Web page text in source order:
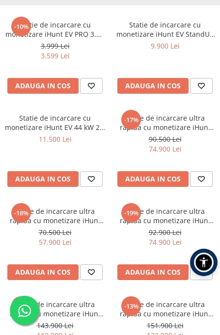
-10%
Statie de incarcare cu
monetizare iHunt EV PRO 3.5 -
22 kW putere reglabila, AC,
Type 2
3.999 Lei
3.599 Lei
ADAUGA IN COS
Statie de incarcare cu
monetizare iHunt EV StandUP
AC 22 kW 2 x Type 2 -
9.900 Lei
ADAUGA IN COS
Statie de incarcare cu
monetizare iHunt EV 44 kW 2 x
Type 2 - Integrare iHuntEV
11.500 Lei
ADAUGA IN COS
-17%
Statie de incarcare ultra
rapida cu monetizare iHunt
EV DC 50KW + AC 22KW, 2 x
CCS2 - Integrare iHuntEV
90.500 Lei
74.900 Lei
ADAUGA IN COS
-18%
Statie de incarcare ultra
rapida cu monetizare iHunt
EV DC 60KW, 2 x CCS2 -
Integrare iHuntEV
70.500 Lei
57.900 Lei
ADAUGA IN COS
-19%
Statie de incarcare ultra
rapida cu monetizare iHunt
EV DC 120KW V4, 2 x CCS2 -
Integrare iHuntEV
92.900 Lei
74.900 Lei
ADAUGA IN COS
-17%
Statie de incarcare ultra
rapida cu monetizare iHunt
EV DC 160KW V4 2x CCS 2 -
Integrare iHuntEV
143.900 Lei
-13%
Statie de incarcare ultra
rapida cu monetizare iHunt
EV DC 180KW V4 2x CCS 2 -
Integrare iHuntEV
151.900 Lei